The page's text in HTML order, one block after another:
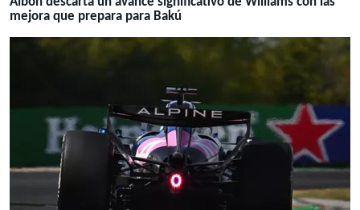
mejora que prepara para Bakú